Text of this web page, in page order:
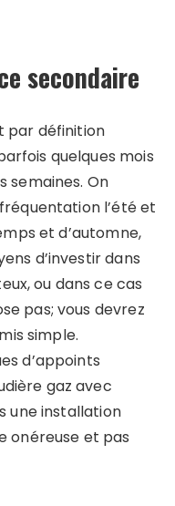
secondaire
par définition
quelques mois
semaines. On
l’été et
et d’automne,
d’investir dans
ou dans ce cas
pas; vous devrez
simple.
d’appoints
gaz avec
une installation
onéreuse et pas